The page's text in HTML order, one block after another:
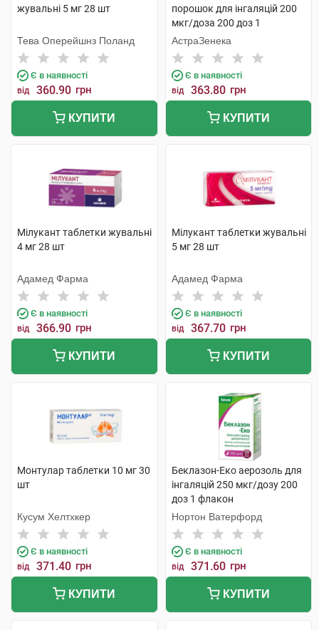
жувальні 5 мг 28 шт
Тева Оперейшнз Поланд
Є в наявності
від 360.90 грн
КУПИТИ
порошок для інгаляцій 200
мкг/доза 200 доз 1
інгалятор
АстраЗенека
Є в наявності
від 363.80 грн
КУПИТИ
Мілукант таблетки жувальні
4 мг 28 шт
Адамед Фарма
Є в наявності
від 366.90 грн
КУПИТИ
Мілукант таблетки жувальні
5 мг 28 шт
Адамед Фарма
Є в наявності
від 367.70 грн
КУПИТИ
Монтулар таблетки 10 мг 30
шт
Кусум Хелтхкер
Є в наявності
від 371.40 грн
КУПИТИ
Беклазон-Еко аерозоль для
інгаляцій 250 мкг/дозу 200
доз 1 флакон
Нортон Ватерфорд
Є в наявності
від 371.60 грн
КУПИТИ